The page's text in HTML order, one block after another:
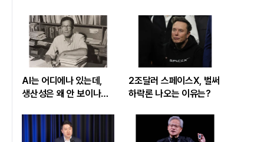
AI는 어디에나 있는데,
생산성은 왜 안 보이나…
‘솔로우 패러독스’
2조달러 스페이스X, 벌써
하락론 나오는 이유는?